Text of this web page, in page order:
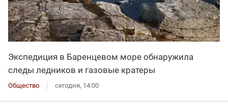
Экспедиция в Баренцевом море обнаружила
следы ледников и газовые кратеры
Общество сегодня, 14:00